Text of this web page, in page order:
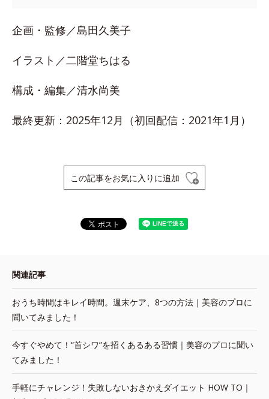
企画・監修／島田久美子
イラスト／二階堂ちはる
構成・編集／清水尚美
最終更新：2025年12月（初回配信：2021年1月）
この記事をお気に入りに追加
関連記事
おうち時間はキレイ時間。週末ケア、8つの方法｜美容のプロに
聞いてみました！
今すぐやめて！“首シワ”を招くあるある習慣｜美容のプロに聞い
てみました！
手軽にチャレンジ！失敗しないおきかえダイエット HOW TO｜